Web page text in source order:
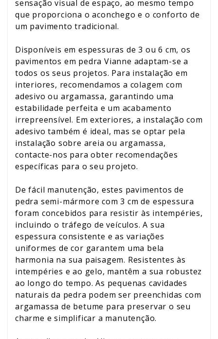
sensação visual de espaço, ao mesmo tempo
que proporciona o aconchego e o conforto de
um pavimento tradicional.
Disponíveis em espessuras de 3 ou 6 cm, os
pavimentos em pedra Vianne adaptam-se a
todos os seus projetos. Para instalação em
interiores, recomendamos a colagem com
adesivo ou argamassa, garantindo uma
estabilidade perfeita e um acabamento
irrepreensível. Em exteriores, a instalação com
adesivo também é ideal, mas se optar pela
instalação sobre areia ou argamassa,
contacte-nos para obter recomendações
específicas para o seu projeto.
De fácil manutenção, estes pavimentos de
pedra semi-mármore com 3 cm de espessura
foram concebidos para resistir às intempéries,
incluindo o tráfego de veículos. A sua
espessura consistente e as variações
uniformes de cor garantem uma bela
harmonia na sua paisagem. Resistentes às
intempéries e ao gelo, mantêm a sua robustez
ao longo do tempo. As pequenas cavidades
naturais da pedra podem ser preenchidas com
argamassa de betume para preservar o seu
charme e simplificar a manutenção.